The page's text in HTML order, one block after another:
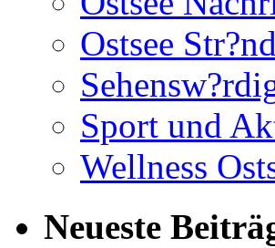
Ostsee
Sport und
Wellness
Neueste